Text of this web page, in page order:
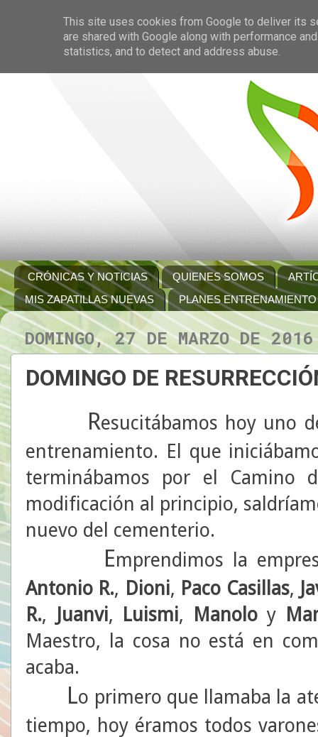
CRÓNICAS Y NOTICIAS QUIENES SOMOS
MIS ZAPATILLAS NUEVAS
PLANES ENTRENAMIENTO
DOMINGO, 27 DE MARZO DE 2016
DOMINGO DE
Resucitábamos hoy uno
entrenamiento. El que
terminábamos por el Camino
modificación al principio,
nuevo del cementerio.
Emprendimos la
Antonio R., Dioni, Paco Casillas,
R., Juanvi, Luismi, Manolo y
Maestro, la cosa no está en
acaba.
Lo primero que llamaba la
tiempo, hoy éramos todos
This site uses cookies from Google to deliver its
are shared with Google along with performance
statistics, and to detect and address abuse.